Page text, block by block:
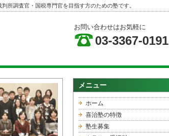
所調査官・国税専門官を目指す方のための塾です。
お問い合わせはお気軽に
03-3367-0191
メニュー
ホーム
喜治塾の特徴
塾生募集